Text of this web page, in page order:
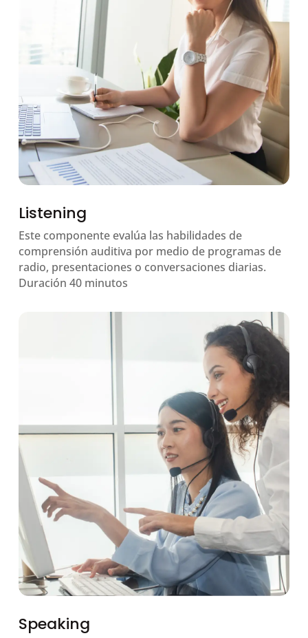
Listening
Este componente evalúa las habilidades de
comprensión auditiva por medio de programas de
radio, presentaciones o conversaciones diarias.
Duración 40 minutos
Speaking